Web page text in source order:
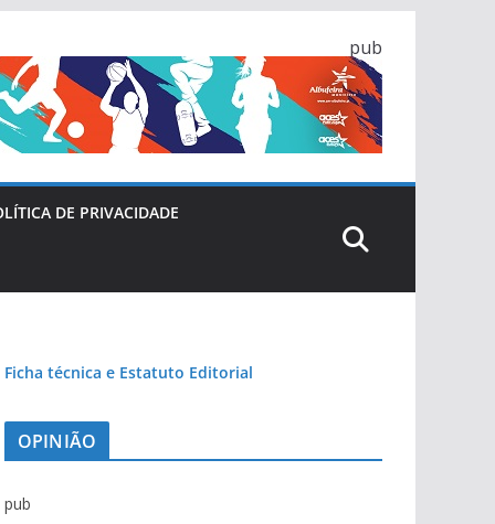
pub
DE PRIVACIDADE
Ficha técnica e Estatuto Editorial
OPINIÃO
pub